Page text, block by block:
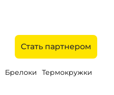
Стать партнером
Брелоки
Термокружки